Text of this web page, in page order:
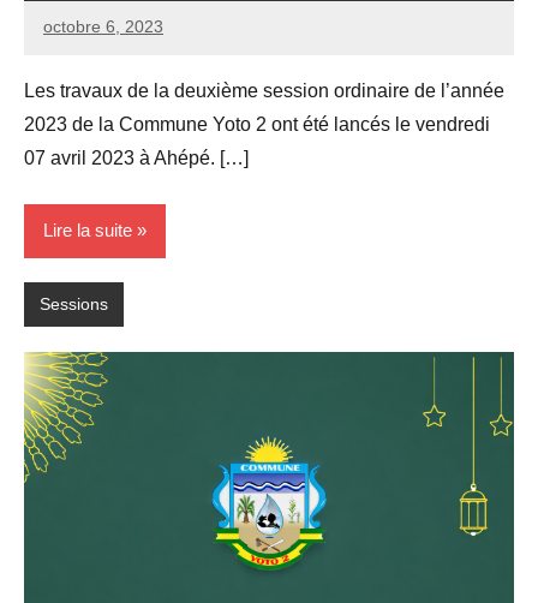
octobre 6, 2023
Yoto
Aucun
Les travaux de la deuxième session ordinaire de l’année
2023 de la Commune Yoto 2 ont été lancés le vendredi
07 avril 2023 à Ahépé. […]
Lire la suite
Sessions